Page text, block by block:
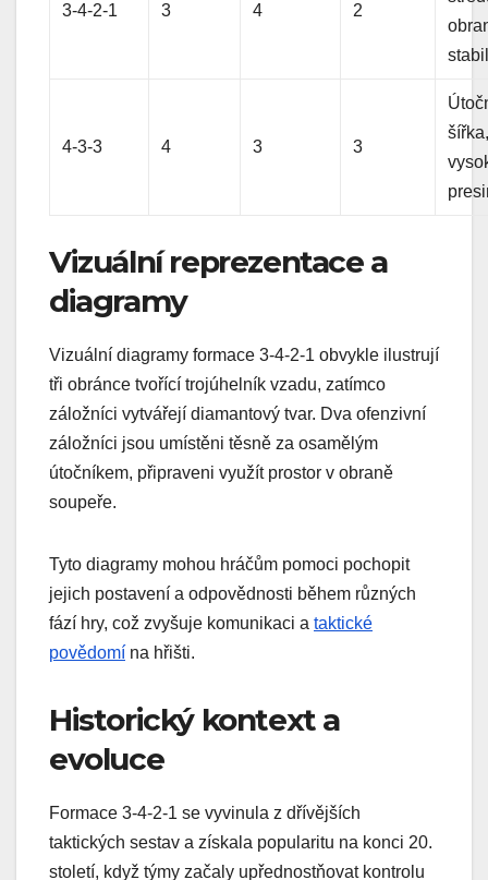
3-4-2-1 3 4 2
4-3-3 4 3 3
Vizuální reprezentace a
diagramy
Vizuální diagramy formace 3-4-2-1 obvykle ilustrují
tři obránce tvořící trojúhelník vzadu, zatímco
záložníci vytvářejí diamantový tvar. Dva ofenzivní
záložníci jsou umístěni těsně za osamělým
útočníkem, připraveni využít prostor v obraně
soupeře.
Tyto diagramy mohou hráčům pomoci pochopit
jejich postavení a odpovědnosti během různých
fází hry, což zvyšuje komunikaci a taktické
povědomí na hřišti.
Historický kontext a
evoluce
Formace 3-4-2-1 se vyvinula z dřívějších
taktických sestav a získala popularitu na konci 20.
století, když týmy začaly upřednostňovat kontrolu